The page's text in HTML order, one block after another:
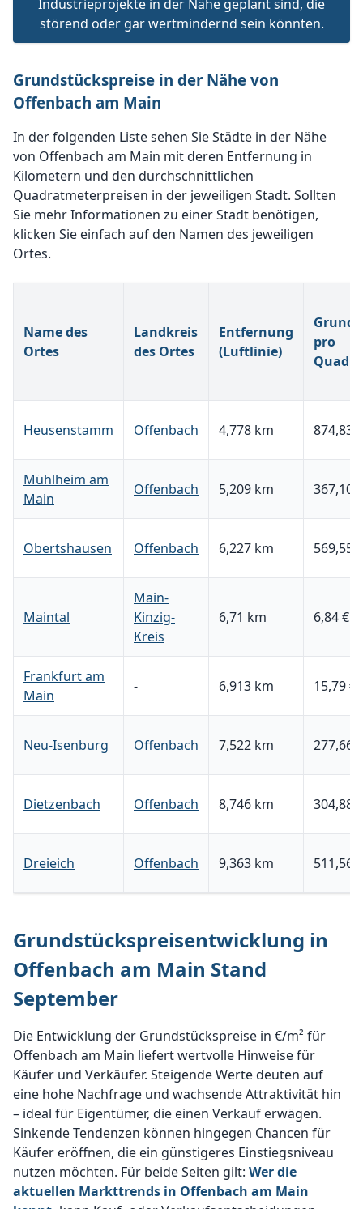
Industrieprojekte in der Nähe geplant sind, die
störend oder gar wertmindernd sein könnten.
Grundstückspreise in der Nähe von
Offenbach am Main
In der folgenden Liste sehen Sie Städte in der Nähe
von Offenbach am Main mit deren Entfernung in
Kilometern und den durchschnittlichen
Quadratmeterpreisen in der jeweiligen Stadt. Sollten
Sie mehr Informationen zu einer Stadt benötigen,
klicken Sie einfach auf den Namen des jeweiligen
Ortes.
Name des
Ortes
Landkreis
des Ortes
Entfernung
(Luftlinie)
pro
Heusenstamm Offenbach 4,778 km 874,83 €
Mühlheim am
Main
Offenbach 5,209 km 367,10 €
Obertshausen Offenbach 6,227 km 569,55 €
Maintal
Main-
Kinzig-
Kreis
6,71 km 6,84 €
Frankfurt am
Main
- 6,913 km 15,79 €
Neu-Isenburg Offenbach 7,522 km 277,66 €
Dietzenbach Offenbach 8,746 km 304,88 €
Dreieich Offenbach 9,363 km 511,56 €
Grundstückspreisentwicklung in
Offenbach am Main Stand
September
Die Entwicklung der Grundstückspreise in €/m² für
Offenbach am Main liefert wertvolle Hinweise für
Käufer und Verkäufer. Steigende Werte deuten auf
eine hohe Nachfrage und wachsende Attraktivität hin
– ideal für Eigentümer, die einen Verkauf erwägen.
Sinkende Tendenzen können hingegen Chancen für
Käufer eröffnen, die ein günstigeres Einstiegsniveau
nutzen möchten. Für beide Seiten gilt: Wer die
aktuellen Markttrends in Offenbach am Main